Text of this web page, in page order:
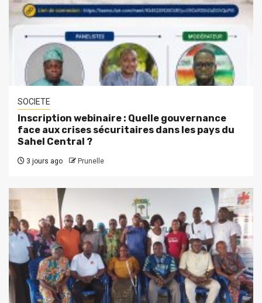
SOCIETE
Inscription webinaire : Quelle gouvernance
face aux crises sécuritaires dans les pays du
Sahel Central ?
3 jours ago Prunelle